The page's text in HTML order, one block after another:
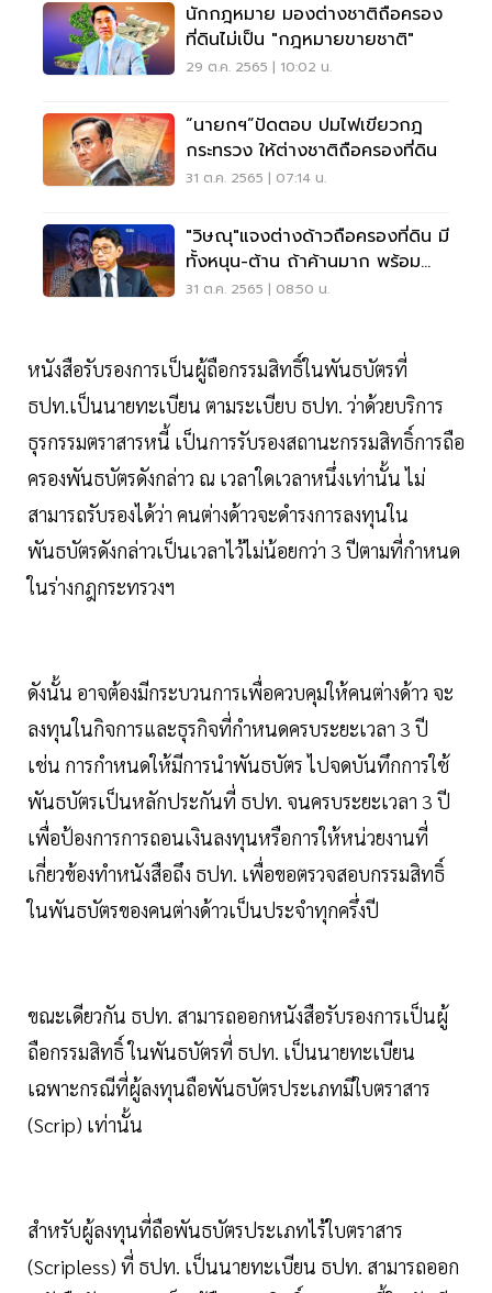
นักกฎหมาย มองต่างชาติถือครอง
ที่ดินไม่เป็น "กฎหมายขายชาติ"
29 ต.ค. 2565 | 10:02 น.
“นายกฯ”ปัดตอบ ปมไฟเขียวกฎ
กระทรวง ให้ต่างชาติถือครองที่ดิน
31 ต.ค. 2565 | 07:14 น.
"วิษณุ"แจงต่างด้าวถือครองที่ดิน มี
ทั้งหนุน-ต้าน ถ้าค้านมาก พร้อม
ทบทวน
31 ต.ค. 2565 | 08:50 น.
หนังสือรับรองการเป็นผู้ถือกรรมสิทธิ์ในพันธบัตรที่
ธปท.เป็นนายทะเบียน ตามระเบียบ ธปท. ว่าด้วยบริการ
ธุรกรรมตราสารหนี้ เป็นการรับรองสถานะกรรมสิทธิ์การถือ
ครองพันธบัตรดังกล่าว ณ เวลาใดเวลาหนึ่งเท่านั้น ไม่
สามารถรับรองได้ว่า คนต่างด้าวจะดำรงการลงทุนใน
พันธบัตรดังกล่าวเป็นเวลาไว้ไม่น้อยกว่า 3 ปีตามที่กำหนด
ในร่างกฎกระทรวงฯ
ดังนั้น อาจต้องมีกระบวนการเพื่อควบคุมให้คนต่างด้าว จะ
ลงทุนในกิจการและธุรกิจที่กำหนดครบระยะเวลา 3 ปี
เช่น การกำหนดให้มีการนำพันธบัตร ไปจดบันทึกการใช้
พันธบัตรเป็นหลักประกันที่ ธปท. จนครบระยะเวลา 3 ปี
เพื่อป้องการการถอนเงินลงทุนหรือการให้หน่วยงานที่
เกี่ยวข้องทำหนังสือถึง ธปท. เพื่อขอตรวจสอบกรรมสิทธิ์
ในพันธบัตรของคนต่างด้าวเป็นประจำทุกครึ่งปี
ขณะเดียวกัน ธปท. สามารถออกหนังสือรับรองการเป็นผู้
ถือกรรมสิทธิ์ ในพันธบัตรที่ ธปท. เป็นนายทะเบียน
เฉพาะกรณีที่ผู้ลงทุนถือพันธบัตรประเภทมีใบตราสาร
(Scrip) เท่านั้น
สำหรับผู้ลงทุนที่ถือพันธบัตรประเภทไร้ใบตราสาร
(Scripless) ที่ ธปท. เป็นนายทะเบียน ธปท. สามารถออก